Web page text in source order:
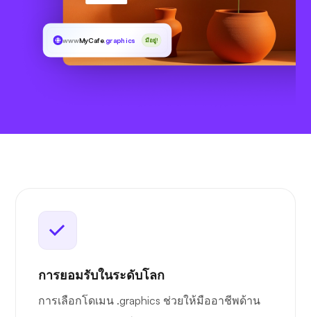
wwwMyCafe.graphics มีอยู่!
การยอมรับในระดับโลก
การเลือกโดเมน .graphics ช่วยให้มืออาชีพด้าน